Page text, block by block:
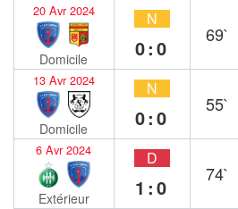
20 Avr 2024
Domicile
N
0:0
69`
13 Avr 2024
Domicile
N
0:0
55`
6 Avr 2024
Extérieur
D
1:0
74`